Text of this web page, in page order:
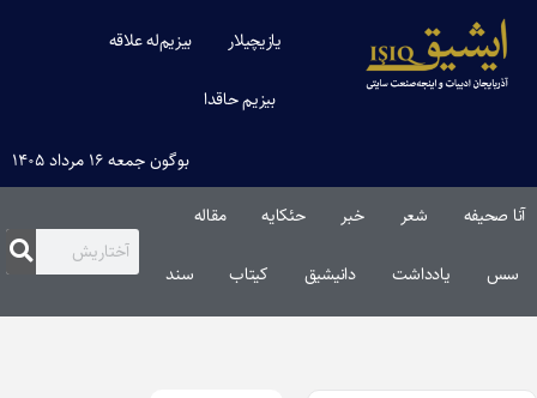
یازیچیلار بیزیم‌له علاقه
بیزیم حاقدا
بوگون جمعه ۱۶ مرداد ۱۴۰۵
آنا صحیفه شعر خبر حئکایه مقاله‌
سس یادداشت دانیشیق کیتاب سند